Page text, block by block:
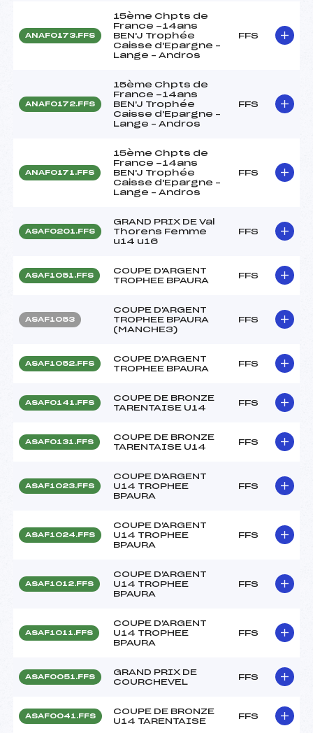
ANAF0173.FFS
15ème Chpts de
France -14ans
BEN'J Trophée
Caisse d'Epargne –
Lange – Andros
FFS
ANAF0172.FFS
15ème Chpts de
France -14ans
BEN'J Trophée
Caisse d'Epargne –
Lange – Andros
FFS
ANAF0171.FFS
15ème Chpts de
France -14ans
BEN'J Trophée
Caisse d'Epargne –
Lange – Andros
FFS
ASAF0201.FFS
GRAND PRIX DE Val
Thorens Femme
u14 u16
FFS
ASAF1051.FFS
COUPE D'ARGENT
TROPHEE BPAURA
FFS
ASAF1053
COUPE D'ARGENT
TROPHEE BPAURA
(MANCHE3)
FFS
ASAF1052.FFS
COUPE D'ARGENT
TROPHEE BPAURA
FFS
ASAF0141.FFS
COUPE DE BRONZE
TARENTAISE U14
FFS
ASAF0131.FFS
COUPE DE BRONZE
TARENTAISE U14
FFS
ASAF1023.FFS
COUPE D'ARGENT
U14 TROPHEE
BPAURA
FFS
ASAF1024.FFS
COUPE D'ARGENT
U14 TROPHEE
BPAURA
FFS
ASAF1012.FFS
COUPE D'ARGENT
U14 TROPHEE
BPAURA
FFS
ASAF1011.FFS
COUPE D'ARGENT
U14 TROPHEE
BPAURA
FFS
ASAF0051.FFS
GRAND PRIX DE
COURCHEVEL
FFS
ASAF0041.FFS
COUPE DE BRONZE
U14 TARENTAISE
FFS